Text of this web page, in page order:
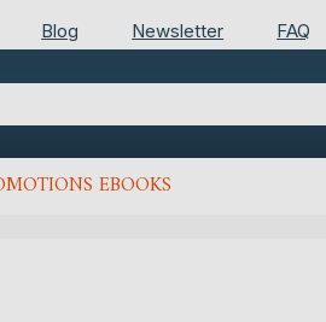
Blog Newsletter FAQ
EBOOKS